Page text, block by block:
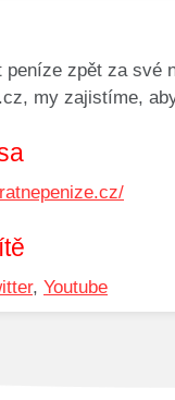
peníze zpět za své
my zajistíme,
, Youtube